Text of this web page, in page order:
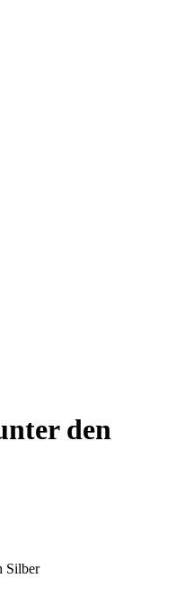
den
Silber